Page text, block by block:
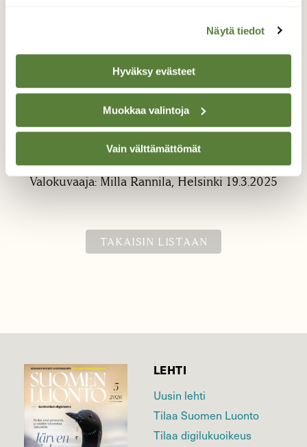
Näytä tiedot
Hyväksy evästeet
Muokkaa valintoja
Vain välttämättömät
Hiirihaukka
Hiirihaukka liitelee.
Valokuvaaja: Milla Rannila, Helsinki 19.3.2025
TAKAISIN LISTAAN
LEHTI
Uusin lehti
Tilaa Suomen Luonto
Tilaa digilukuoikeus